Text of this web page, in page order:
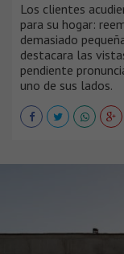
Los clientes
para su hogar:
demasiado
destacara las
pendiente
uno de sus lados.